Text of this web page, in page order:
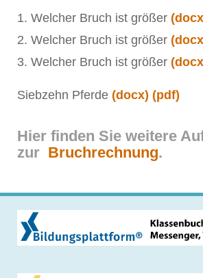
1. Welcher Bruch ist größer
2. Welcher Bruch ist größer
3. Welcher Bruch ist größer
Siebzehn Pferde (docx) (pdf)
Hier finden Sie weitere
zur Bruchrechnung.